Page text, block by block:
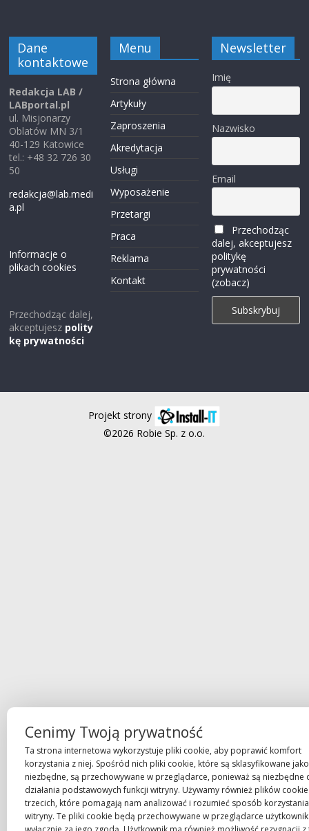
Dane
kontaktowe
Redakcja LAB /
LABportal.pl
ul. Misjonarzy
Oblatów MN 3/1
40-129 Katowice
tel.: +48 32 726 30
50
redakcja@lab.medi
a.pl
Informacje o
plikach cookies
Przechodząc dalej,
akceptujesz polity
kę prywatności
Menu
Strona główna
Artykuły
Zaproszenia
Akredytacja
Usługi
Wyposażenie
Przetargi
Praca
Reklama
Kontakt
Newsletter
Imię
Nazwisko
Email
Przechodząc
dalej, akceptujesz
politykę
prywatności
(zobacz)
Projekt strony
©2026 Robie Sp. z o.o.
Cenimy Twoją prywatność
Ta strona internetowa wykorzystuje pliki cookie, aby poprawić komfort
korzystania z niej. Spośród nich pliki cookie, które są sklasyfikowane jako
niezbędne, są przechowywane w przeglądarce, ponieważ są niezbędne
działania podstawowych funkcji witryny. Używamy również plików
trzecich, które pomagają nam analizować i rozumieć sposób
witryny. Te pliki cookie będą przechowywane w przeglądarce